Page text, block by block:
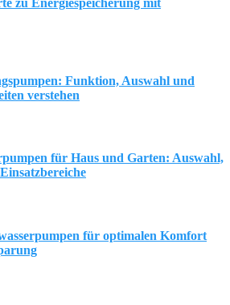
zu Energiespeicherung mit
Funktion, Auswahl und
verstehen
für Haus und Garten: Auswahl,
für optimalen Komfort